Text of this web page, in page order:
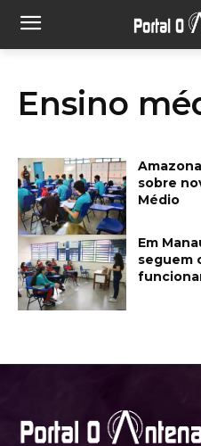
Ensino
sobre
Médio
Em
seguem